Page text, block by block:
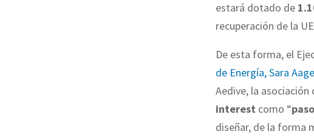
estará dotado de
recuperación de la
De esta forma, el
de Energía, Sara
Aedive, la asociación
interest como “
diseñar, de la forma